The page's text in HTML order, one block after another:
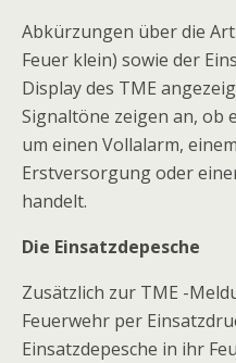
Abkürzungen über die Art
Feuer klein) sowie der
Display des TME
Signaltöne zeigen an, ob
um einen Vollalarm,
Erstversorgung oder
handelt.
Die Einsatzdepesche
Zusätzlich zur TME -
Feuerwehr per
Einsatzdepesche in ihr